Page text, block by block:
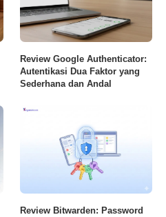
Review Google Authenticator:
Autentikasi Dua Faktor yang
Sederhana dan Andal
Review Bitwarden: Password